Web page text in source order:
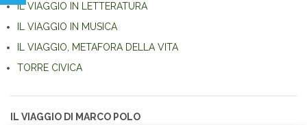
IL VIAGGIO IN LETTERATURA
IL VIAGGIO IN MUSICA
IL VIAGGIO, METAFORA DELLA VITA
TORRE CIVICA
IL VIAGGIO DI MARCO POLO